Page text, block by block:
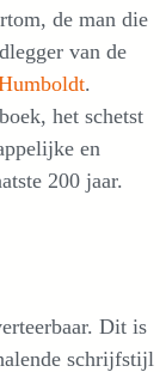
de man die
van de
.
het schetst
en
200 jaar.
Dit is
schrijfstijl